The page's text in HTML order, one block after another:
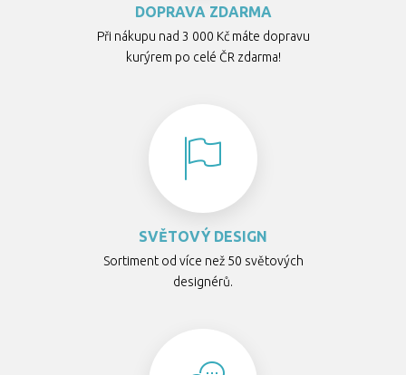
DOPRAVA ZDARMA
Při nákupu nad 3 000 Kč máte dopravu
kurýrem po celé ČR zdarma!
SVĚTOVÝ DESIGN
Sortiment od více než 50 světových
designérů.